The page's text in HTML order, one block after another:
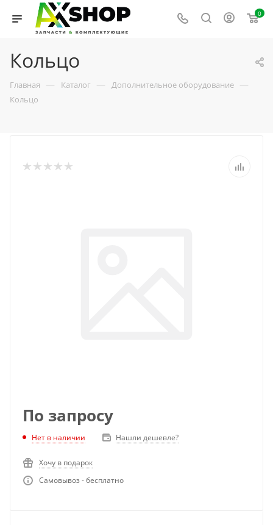
0
Кольцо
Главная — Каталог — Дополнительное оборудование —
Кольцо
По запросу
Нет в наличии Нашли дешевле?
Хочу в подарок
Самовывоз - бесплатно